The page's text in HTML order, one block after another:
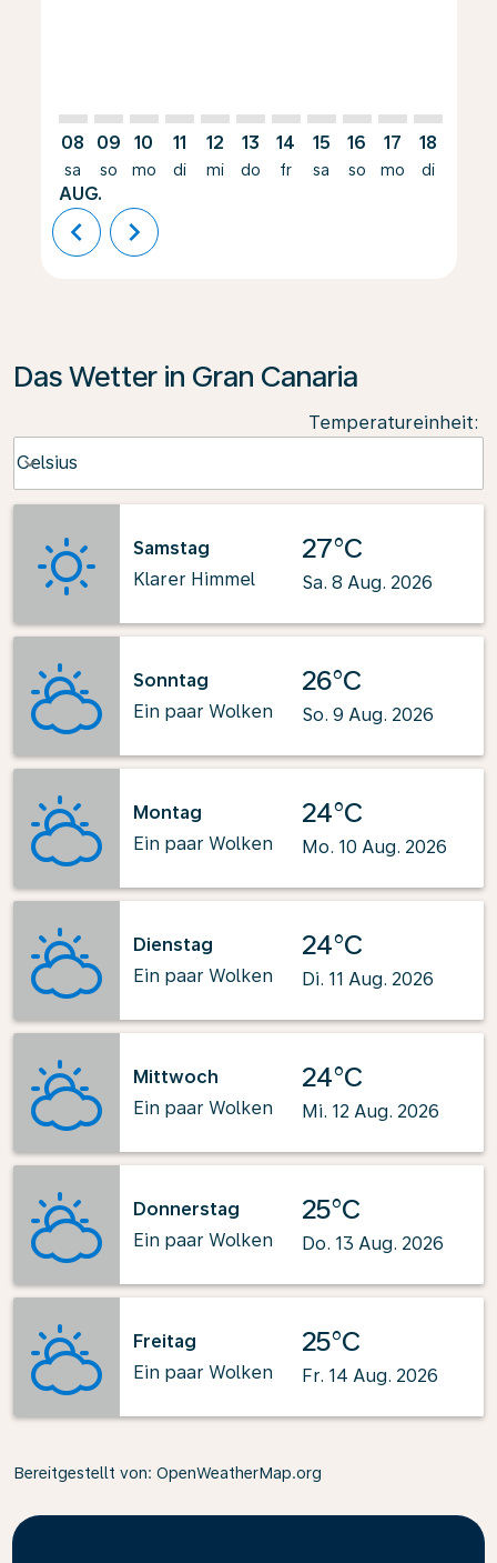
08
sa
AUG.
09
so
10
mo
11
di
12
mi
13
do
14
fr
15
sa
16
so
17
mo
18
di
chevron_left chevron_right
Das Wetter in Gran Canaria
Temperatureinheit:
Celsius
keyboard_arrow_down
Samstag
Klarer Himmel
27°C
Sa. 8 Aug. 2026
Sonntag
Ein paar Wolken
26°C
So. 9 Aug. 2026
Montag
Ein paar Wolken
24°C
Mo. 10 Aug. 2026
Dienstag
Ein paar Wolken
24°C
Di. 11 Aug. 2026
Mittwoch
Ein paar Wolken
24°C
Mi. 12 Aug. 2026
Donnerstag
Ein paar Wolken
25°C
Do. 13 Aug. 2026
Freitag
Ein paar Wolken
25°C
Fr. 14 Aug. 2026
Bereitgestellt von: OpenWeatherMap.org